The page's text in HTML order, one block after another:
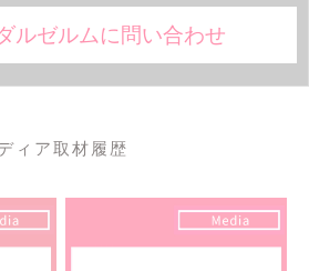
ルゼルムに問い合わせ
ィア取材履歴